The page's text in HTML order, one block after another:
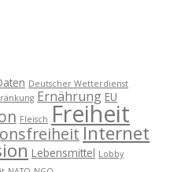
Deutscher Wetterdienst
Ernährung EU
Fleisch Freiheit
Internet
Lebensmittel Lobby